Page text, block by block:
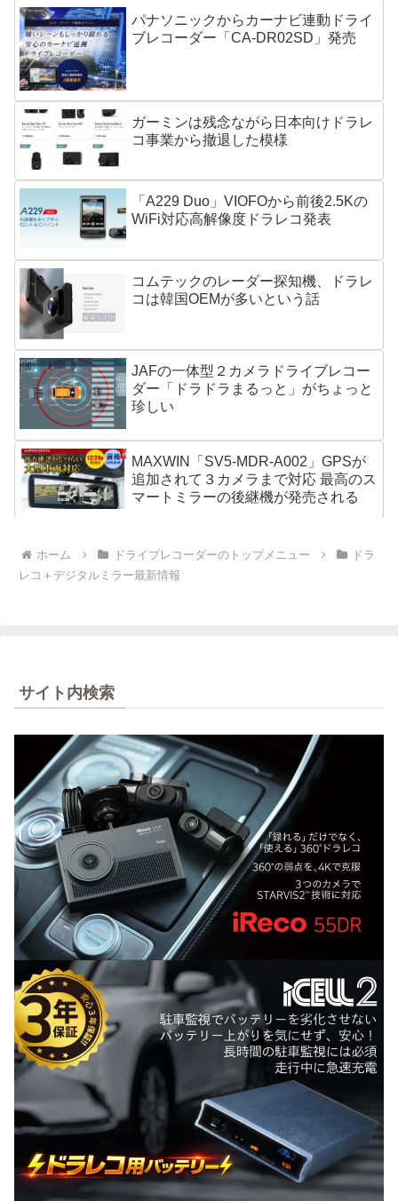
パナソニックからカーナビ連動ドライ
ブレコーダー「CA-DR02SD」発売
ガーミンは残念ながら日本向けドラレ
コ事業から撤退した模様
「A229 Duo」VIOFOから前後2.5Kの
WiFi対応高解像度ドラレコ発表
コムテックのレーダー探知機、ドラレ
コは韓国OEMが多いという話
JAFの一体型２カメラドライブレコー
ダー「ドラドラまるっと」がちょっと
珍しい
MAXWIN「SV5-MDR-A002」GPSが
追加されて３カメラまで対応 最高のス
マートミラーの後継機が発売される
ホーム ドライブレコーダーのトップメニュー
ドラ
レコ＋デジタルミラー最新情報
サイト内検索